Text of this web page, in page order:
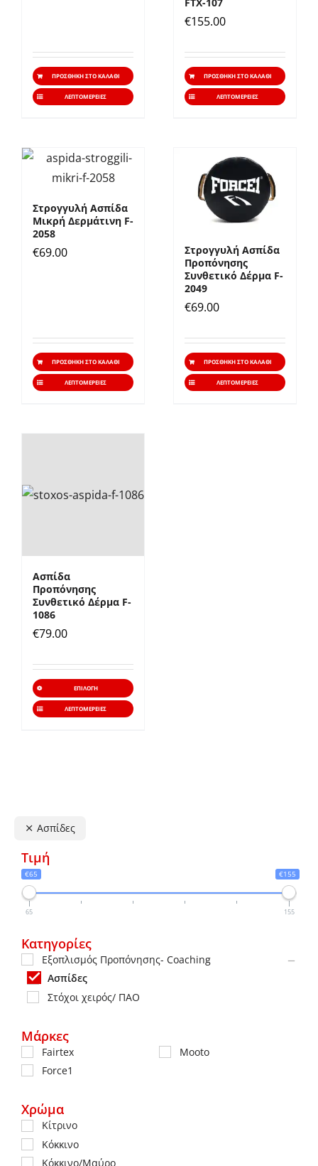
ΠΡΟΣΘΉΚΗ ΣΤΟ ΚΑΛΆΘΙ
ΛΕΠΤΟΜΈΡΕΙΕΣ
€155.00
ΠΡΟΣΘΉΚΗ ΣΤΟ ΚΑΛΆΘΙ
ΛΕΠΤΟΜΈΡΕΙΕΣ
Στρογγυλή Ασπίδα
Μικρή Δερμάτινη F-
2058
€69.00
ΠΡΟΣΘΉΚΗ ΣΤΟ ΚΑΛΆΘΙ
ΛΕΠΤΟΜΈΡΕΙΕΣ
Στρογγυλή Ασπίδα
Προπόνησης
Συνθετικό Δέρμα F-
2049
€69.00
ΠΡΟΣΘΉΚΗ ΣΤΟ ΚΑΛΆΘΙ
ΛΕΠΤΟΜΈΡΕΙΕΣ
Ασπίδα
Προπόνησης
Συνθετικό Δέρμα F-
1086
€79.00
ΕΠΙΛΟΓΉ
Αυτό
το
επιλεγούν
στη
προϊόντος
ΛΕΠΤΟΜΈΡΕΙΕΣ
Ασπίδες
Τιμή
€65 €155
65 155
Κατηγορίες
Εξοπλισμός Προπόνησης- Coaching
Ασπίδες
Στόχοι χειρός/ ΠΑΟ
Μάρκες
Fairtex
Mooto
Force1
Χρώμα
Κίτρινο
Κόκκινο
Κόκκινο/Μαύρο